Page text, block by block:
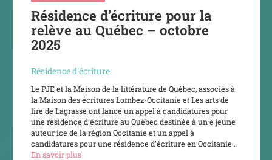
Résidence d’écriture pour la
relève au Québec – octobre
2025
Résidence d'écriture
Le PJE et la Maison de la littérature de Québec, associés à
la Maison des écritures Lombez-Occitanie et Les arts de
lire de Lagrasse ont lancé un appel à candidatures pour
une résidence d’écriture au Québec destinée à un·e jeune
auteur·ice de la région Occitanie et un appel à
candidatures pour une résidence d’écriture en Occitanie…
En savoir plus